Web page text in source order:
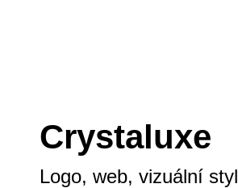
Crystaluxe
Logo, web, vizuální styl